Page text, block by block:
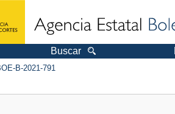
Buscar
B-2021-791